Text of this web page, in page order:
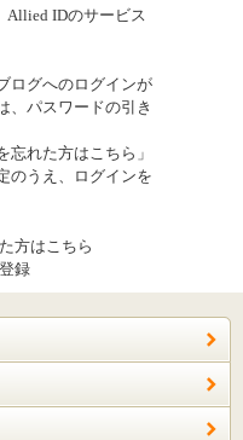
Allied IDのサービス
ログへのログインが
、パスワードの引き
忘れた方はこちら」
のうえ、ログインを
方はこちら
録